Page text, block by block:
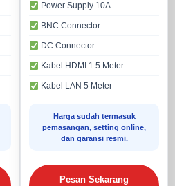
Power Supply 10A
BNC Connector
DC Connector
Kabel HDMI 1.5 Meter
Kabel LAN 5 Meter
Harga sudah termasuk
pemasangan, setting online,
dan garansi resmi.
Pesan Sekarang